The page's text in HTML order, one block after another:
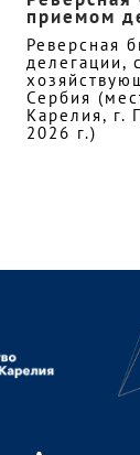
приемом
Реверсная
делегации,
Сербия
Карелия, г.
2026 г.)